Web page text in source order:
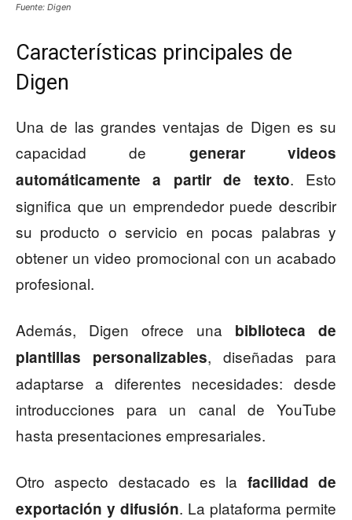
Fuente: Digen
Características principales de
Digen
Una de las grandes ventajas de Digen es su
capacidad de generar videos
automáticamente a partir de texto. Esto
significa que un emprendedor puede describir
su producto o servicio en pocas palabras y
obtener un video promocional con un acabado
profesional.
Además, Digen ofrece una biblioteca de
plantillas personalizables, diseñadas para
adaptarse a diferentes necesidades: desde
introducciones para un canal de YouTube
hasta presentaciones empresariales.
Otro aspecto destacado es la facilidad de
exportación y difusión. La plataforma permite